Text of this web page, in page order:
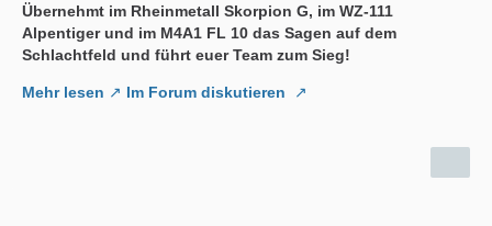
Übernehmt im Rheinmetall Skorpion G, im WZ-111
Alpentiger und im M4A1 FL 10 das Sagen auf dem
Schlachtfeld und führt euer Team zum Sieg!
Mehr lesen Im Forum diskutieren